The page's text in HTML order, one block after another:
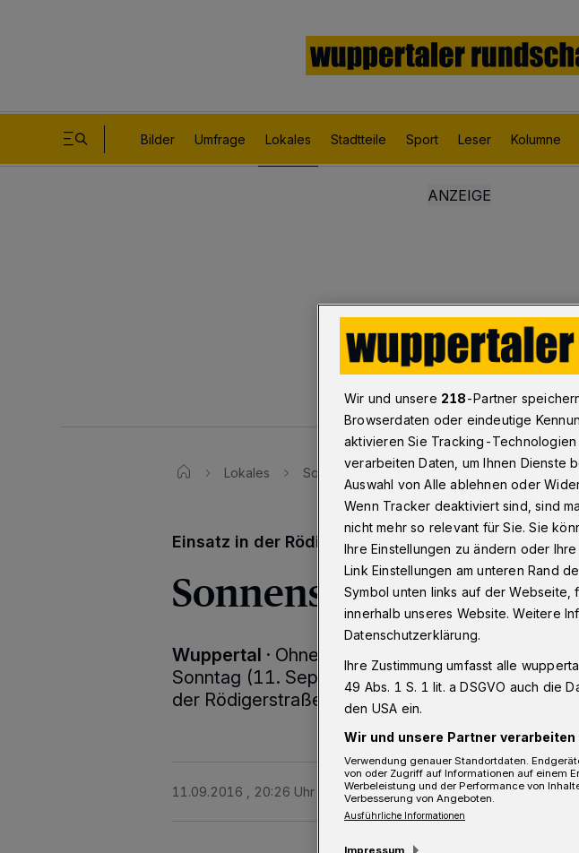
Bilder Umfrage Lokales Stadtteile Sport Leser Kolumne
Lokales Sonnenschirm fing Feuer
Einsatz in der Rödigerstraße
Sonnenschirm fing
Wuppertal · Ohne Probleme hat die Wuppertaler
Sonntag (11. September 2016) den Brand auf
der Rödigerstraße gelöscht.
11.09.2016 , 20:26 Uhr Eine Minute Lesezeit
Wir und unsere 218-Partner
Browserdaten oder eindeutige
aktivieren Sie Tracking-
verarbeiten Daten, um Ihnen Dienste
Auswahl von Alle ablehnen oder
Wenn Tracker deaktiviert sind, sind
nicht mehr so relevant für Sie. Sie
Ihre Einstellungen zu ändern oder
Link Einstellungen am unteren Rand
Symbol unten links auf der
innerhalb unseres Website. Weitere
Datenschutzerklärung.
Ihre Zustimmung umfasst alle
49 Abs. 1 S. 1 lit. a DSGVO auch die
den USA ein.
Wir und unsere Partner
Verwendung genauer Standortdaten.
von oder Zugriff auf Informationen auf einem
Werbeleistung und der Performance von
Verbesserung von Angeboten.
Ausführliche Informationen
Impressum